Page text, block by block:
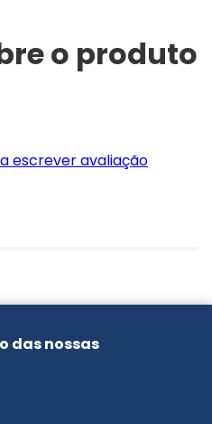
o produto
escrever avaliação
das nossas